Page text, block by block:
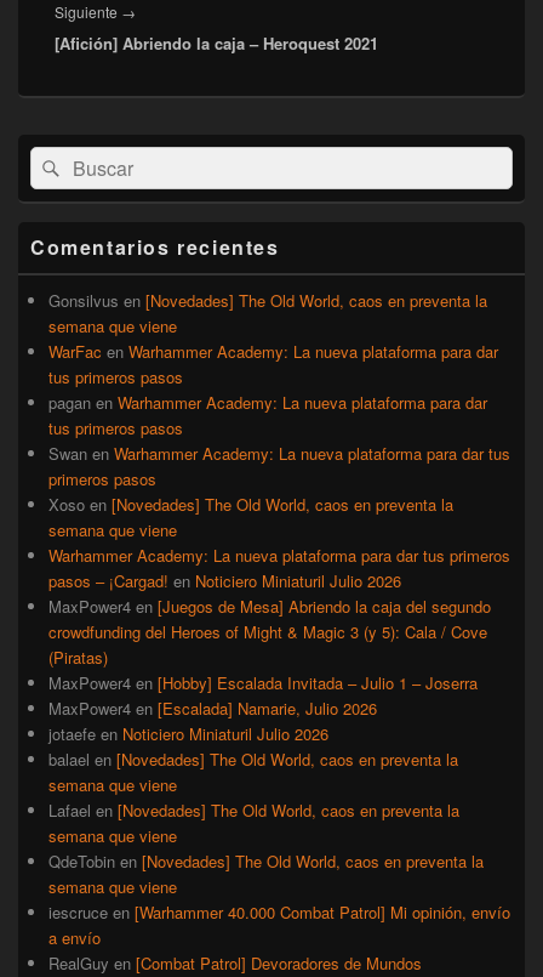
Siguiente →
siguiente:
[Afición] Abriendo la caja – Heroquest 2021
El
área
de
lateral
primaria
Buscar
por:
Buscar
Comentarios recientes
Gonsilvus en [Novedades] The Old World, caos en preventa la
semana que viene
WarFac en Warhammer Academy: La nueva plataforma para dar
tus primeros pasos
pagan en Warhammer Academy: La nueva plataforma para dar
tus primeros pasos
Swan en Warhammer Academy: La nueva plataforma para dar tus
primeros pasos
Xoso en [Novedades] The Old World, caos en preventa la
semana que viene
Warhammer Academy: La nueva plataforma para dar tus primeros
pasos – ¡Cargad! en Noticiero Miniaturil Julio 2026
MaxPower4 en [Juegos de Mesa] Abriendo la caja del segundo
crowdfunding del Heroes of Might & Magic 3 (y 5): Cala / Cove
(Piratas)
MaxPower4 en [Hobby] Escalada Invitada – Julio 1 – Joserra
MaxPower4 en [Escalada] Namarie, Julio 2026
jotaefe en Noticiero Miniaturil Julio 2026
balael en [Novedades] The Old World, caos en preventa la
semana que viene
Lafael en [Novedades] The Old World, caos en preventa la
semana que viene
QdeTobin en [Novedades] The Old World, caos en preventa la
semana que viene
iescruce en [Warhammer 40.000 Combat Patrol] Mi opinión, envío
a envío
RealGuy en [Combat Patrol] Devoradores de Mundos